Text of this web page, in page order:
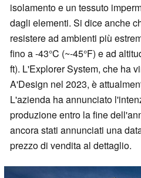
isolamento e un tessuto
dagli elementi. Si dice anche
resistere ad ambienti più
fino a -43°C (~-45°F) e ad
ft). L'Explorer System, che ha
A'Design nel 2023, è
L'azienda ha annunciato
produzione entro la fine
ancora stati annunciati una
prezzo di vendita al dettaglio.